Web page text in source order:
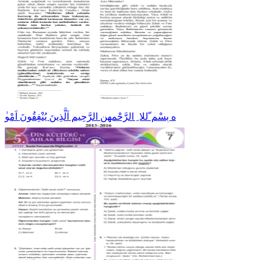
ٰه بِسْمِ ّللا ِ الرَّحْمهنِ الرَّحِيمِ اَلَّذِينَ يُنْفِقُونَ اَمْو